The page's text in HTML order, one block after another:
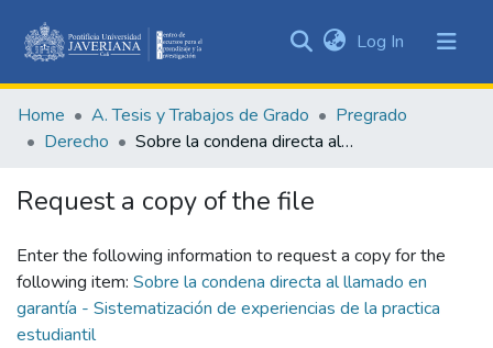
&
Collections
Log In (current)
Home A. Tesis y Trabajos de Grado
Pregrado
Derecho
Sobre la condena directa al llamado en garantía - Sistematización de experiencias de la practica estudiantil
Request a copy of the file
Enter the following information to request a copy for the
following item: Sobre la condena directa al llamado en
garantía - Sistematización de experiencias de la practica
estudiantil